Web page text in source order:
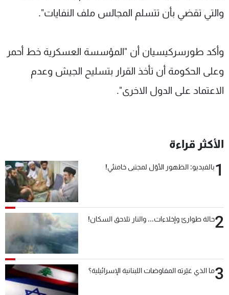
والتي تقضي بأن تتسلم المجالس ملف النفايات".
وأكد طورسركيسيان أن "المؤسسة العسكرية خط أحمر
وعلى الحكومة أن تأخذ القرار بتسليح الجيش وعدم
الاعتماد على الدول الاخرى".
الأكثر قراءة
1بالفيديو: الظهور الأوّل لمجتبى خامنئي!
2حالة طوارئ وإخلاءات... والنار تلاحق السكان!
3ما الذي غيّرته المفاوضات اللبنانية الإسرائيلية؟